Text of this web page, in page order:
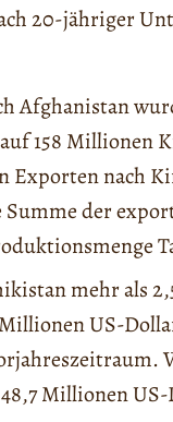
20-jähriger
Afghanistan
158 Millionen
Exporten nach
der
mehr
US-
Millionen